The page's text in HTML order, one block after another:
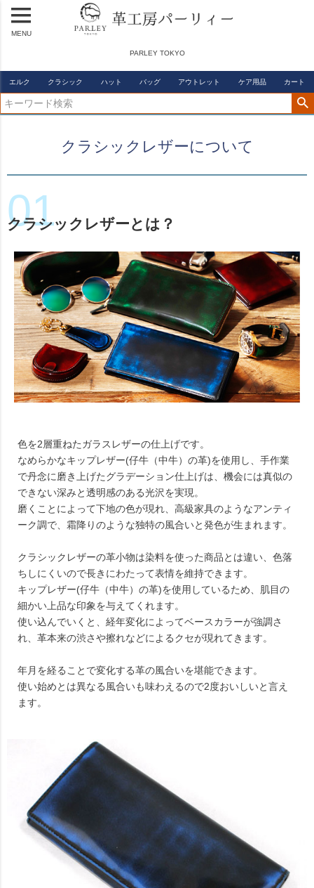
PARLEY TOKYO
MENU
エルク クラシック ハット バッグ アウトレット ケア用品 カート
クラシックレザーについて
クラシックレザーとは？
色を2層重ねたガラスレザーの仕上げです。
なめらかなキップレザー(仔牛（中牛）の革)を使用し、手作業
で丹念に磨き上げたグラデーション仕上げは、機会には真似の
できない深みと透明感のある光沢を実現。
磨くことによって下地の色が現れ、高級家具のようなアンティ
ーク調で、霜降りのような独特の風合いと発色が生まれます。
クラシックレザーの革小物は染料を使った商品とは違い、色落
ちしにくいので長きにわたって表情を維持できます。
キップレザー(仔牛（中牛）の革)を使用しているため、肌目の
細かい上品な印象を与えてくれます。
使い込んでいくと、経年変化によってベースカラーが強調さ
れ、革本来の渋さや擦れなどによるクセが現れてきます。
年月を経ることで変化する革の風合いを堪能できます。
使い始めとは異なる風合いも味わえるので2度おいしいと言え
ます。